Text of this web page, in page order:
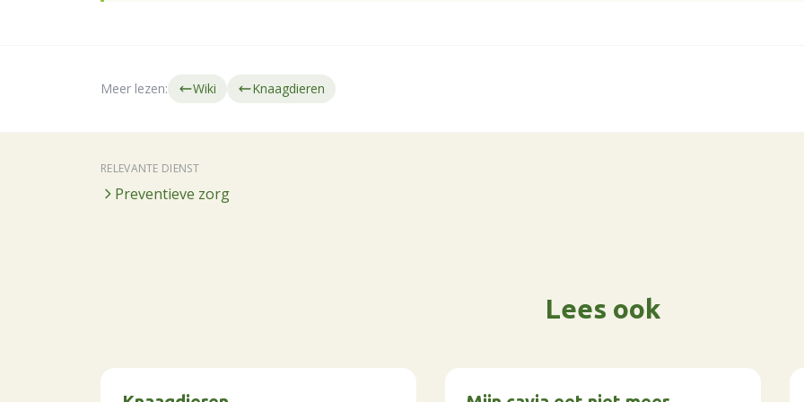
Meer lezen: Wiki Knaagdieren
RELEVANTE DIENST
Preventieve zorg
Lees ook